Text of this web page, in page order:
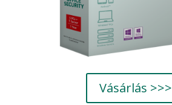
Vásárlás >>>